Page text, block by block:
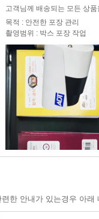
고객님께 배송되는 모든 상
목적 : 안전한 포장 관리
촬영범위 : 박스 포장 작업
한 안내가 있는경우 아